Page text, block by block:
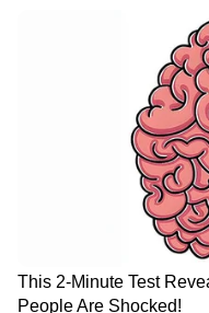
ശ്രദ്ധിക്കുക:
പ്രശ്നങ്ങളില്ലെന്ന്